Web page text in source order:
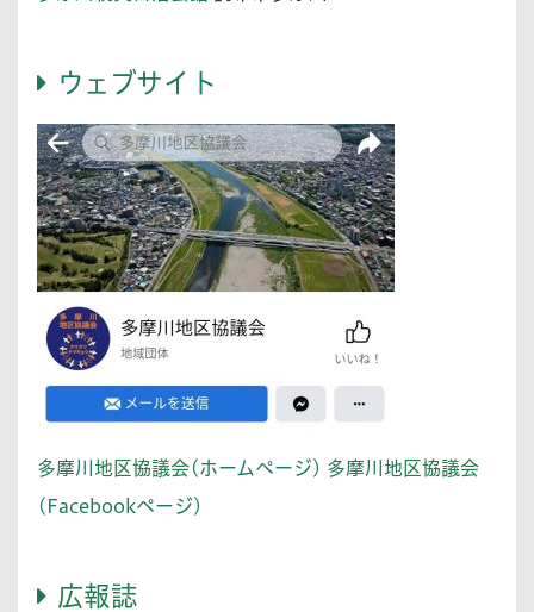
ウェブサイト
多摩川地区協議会(ホームページ) 多摩川地区協議会
(Facebookページ)
広報誌